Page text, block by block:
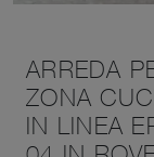
ARREDA
ZONA
IN LINEA